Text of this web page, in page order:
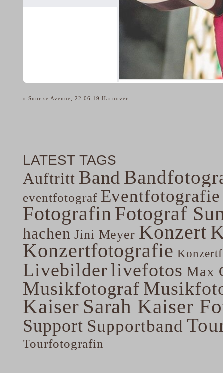
« Sunrise Avenue, 22.06.19 Hannover
LATEST TAGS
Auftritt Band
eventfotograf Eventfotografie
Fotografin Fotograf
hachen Jini Meyer Konzert
Konzertfotografie
Livebilderlivefotos Max
Musikfotograf
Kaiser Sarah Kaiser
Support Supportband
Tourfotografin